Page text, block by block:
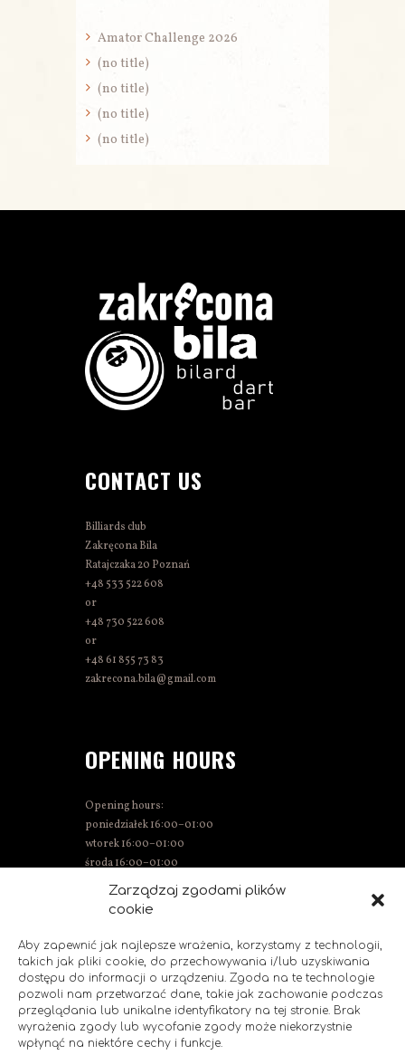
Zarządzaj zgodami plików
cookie
Aby zapewnić jak najlepsze wrażenia, korzystamy z technologii,
takich jak pliki cookie, do przechowywania i/lub uzyskiwania
dostępu do informacji o urządzeniu. Zgoda na te technologie
pozwoli nam przetwarzać dane, takie jak zachowanie podczas
przeglądania lub unikalne identyfikatory na tej stronie. Brak
wyrażenia zgody lub wycofanie zgody może niekorzystnie
wpłynąć na niektóre cechy i funkcje.
Amator Challenge 2026
(no title)
(no title)
(no title)
(no title)
CONTACT US
Billiards club
Zakręcona Bila
Ratajczaka 20 Poznań
+48 533 522 608
or
+48 730 522 608
or
+48 61 855 73 83
zakrecona.bila@gmail.com
OPENING HOURS
Opening hours:
poniedziałek 16:00–01:00
wtorek 16:00–01:00
środa 16:00–01:00
Thursday 15:00–01:00
Friday 15:00–02:00
Sunday 14:00–00:00
SOCIAL MEDIA